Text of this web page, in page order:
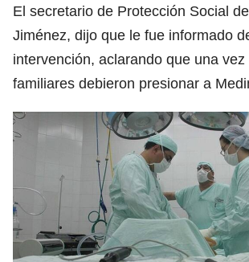
El secretario de Protección Social
Jiménez, dijo que le fue informado
intervención, aclarando que una vez
familiares debieron presionar a